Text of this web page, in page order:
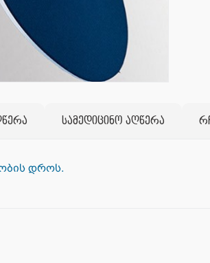
სამედიცინო აღწერა
დროს.